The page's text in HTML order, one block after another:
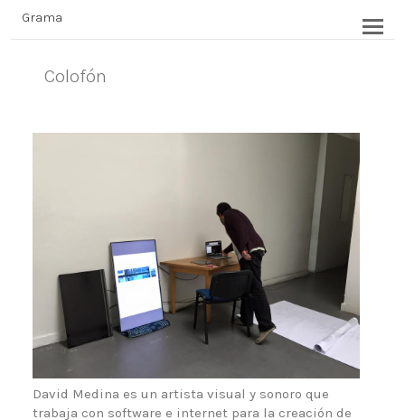
Grama
Colofón
David Medina es un artista visual y sonoro que
trabaja con software e internet para la creación de